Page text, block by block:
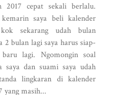
2017 cepat sekali berlalu.
saya beli kalender
sekarang udah bulan
2 bulan lagi saya harus siap-
lagi. Ngomongin soal
saya dan suami saya udah
lingkaran di kalender
yang masih...